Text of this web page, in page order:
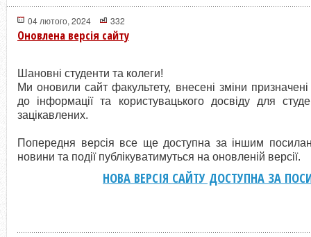
04 лютого, 2024 332
Оновлена версія сайту
Шановні студенти та колеги!
Ми оновили сайт факультету, внесені зміни
до інформації та користувацького досвіду для
зацікавлених.
Попередня версія все ще доступна за іншим
новини та події публікуватимуться на оновленій версії.
НОВА ВЕРСІЯ САЙТУ ДОСТУПНА ЗА